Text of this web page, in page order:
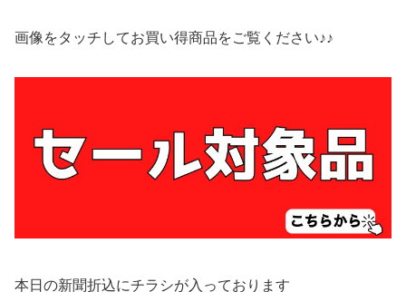
画像をタッチしてお買い得商品をご覧ください♪♪
本日の新聞折込にチラシが入っております